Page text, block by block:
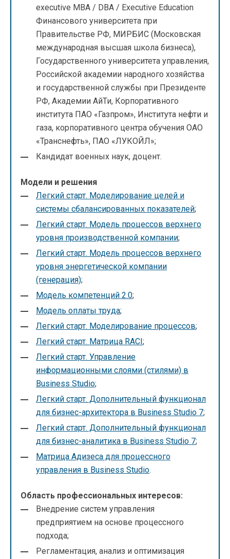
executive МВА / DBA / Executive Education
Финансового университета при
Правительстве РФ, МИРБИС (Московская
международная высшая школа бизнеса),
Государственного университета управления,
Российской академии народного хозяйства
и государственной службы при Президенте
РФ, Академии АйТи, Корпоративного
института ПАО «Газпром», Института нефти и
газа, корпоративного центра обучения ОАО
«Транснефть», ПАО «ЛУКОЙЛ»;
Кандидат военных наук, доцент.
Модели и решения
Легкий старт. Моделирование целей и
системы сбалансированных показателей;
Легкий старт. Модель процессов верхнего
уровня производственной компании;
Легкий старт. Модель процессов верхнего
уровня энергетической компании
(генерация);
Модель компетенций 2.0;
Модель оплаты труда;
Легкий старт. Моделирование процессов;
Легкий старт. Матрица RACI;
Легкий старт. Управление
информационными слоями (стилями) в
Business Studio;
Легкий старт. Дополнительный функционал
для бизнес-архитектора в Business Studio 7;
Легкий старт. Дополнительный функционал
для бизнес-аналитика в Business Studio 7;
Матрица Адизеса для процессного
управления в Business Studio.
Область профессиональных интересов:
Внедрение систем управления
предприятием на основе процессного
подхода;
Регламентация, анализ и оптимизация